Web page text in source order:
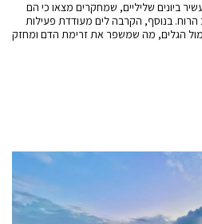
ביונים שליליים, שמחקרים מצאו כי הם
בנוסף, הקרבה לים מעודדת פעילות
הגלים, מה שמשפר את זרימת הדם ומחזק